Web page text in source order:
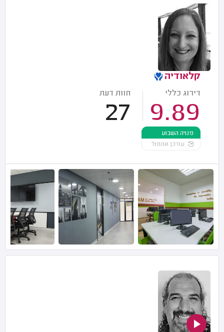
קלאודיה
דירוג כללי
9.89
חוות דעת
27
פנויה השבוע
עודכן אתמול